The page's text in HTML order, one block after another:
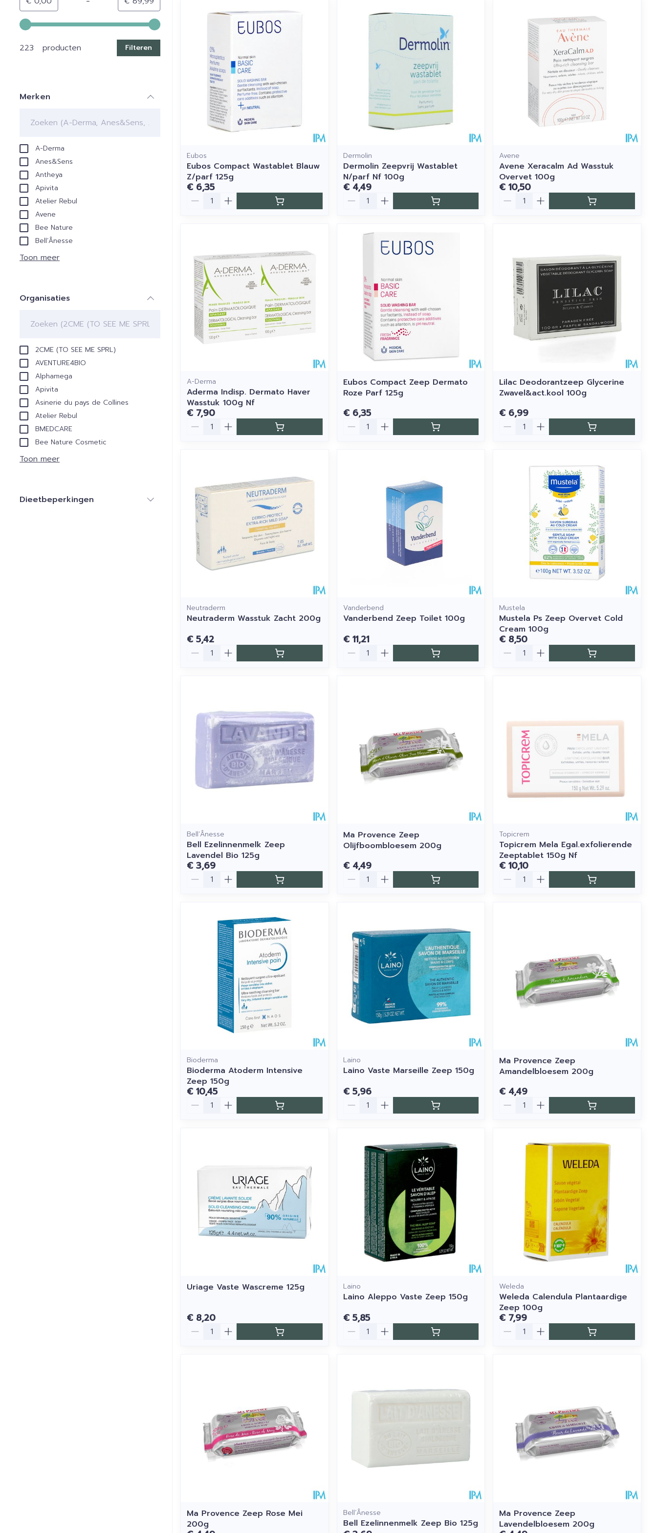
Gebruik de pijltjestoetsen links en rechts om de minimale en maximale prijswaarden aan te passen.
223 producten
Filteren
Merken
A-Derma
Anes&Sens
Antheya
Apivita
Atelier Rebul
Avene
Bee Nature
Bell’Ânesse
Toon meer
Organisaties
2CME (TO SEE ME SPRL)
AVENTURE4BIO
Alphamega
Apivita
Asinerie du pays de Collines
Atelier Rebul
BMEDCARE
Bee Nature Cosmetic
Toon meer
Dieetbeperkingen
Eubos
Eubos Compact Wastablet Blauw
Z/parf 125g
€ 6,35
Aantal
Dermolin
Dermolin Zeepvrij Wastablet
N/parf Nf 100g
€ 4,49
Aantal
Avene
Avene Xeracalm Ad Wasstuk
Overvet 100g
€ 10,50
Aantal
A-Derma
Aderma Indisp. Dermato Haver
Wasstuk 100g Nf
€ 7,90
Aantal
Eubos Compact Zeep Dermato
Roze Parf 125g
€ 6,35
Aantal
Lilac Deodorantzeep Glycerine
Zwavel&act.kool 100g
€ 6,99
Aantal
Neutraderm
Neutraderm Wasstuk Zacht 200g
€ 5,42
Aantal
Vanderbend
Vanderbend Zeep Toilet 100g
€ 11,21
Aantal
Mustela
Mustela Ps Zeep Overvet Cold
Cream 100g
€ 8,50
Aantal
Bell’Ânesse
Bell Ezelinnenmelk Zeep
Lavendel Bio 125g
€ 3,69
Aantal
Ma Provence Zeep
Olijfboombloesem 200g
€ 4,49
Aantal
Topicrem
Topicrem Mela Egal.exfolierende
Zeeptablet 150g Nf
€ 10,10
Aantal
Bioderma
Bioderma Atoderm Intensive
Zeep 150g
€ 10,45
Aantal
Laino
Laino Vaste Marseille Zeep 150g
€ 5,96
Aantal
Ma Provence Zeep
Amandelbloesem 200g
€ 4,49
Aantal
Uriage Vaste Wascreme 125g
€ 8,20
Aantal
Laino
Laino Aleppo Vaste Zeep 150g
€ 5,85
Aantal
Weleda
Weleda Calendula Plantaardige
Zeep 100g
€ 7,99
Aantal
Ma Provence Zeep Rose Mei
200g
Bell’Ânesse
Bell Ezelinnenmelk Zeep Bio 125g
Ma Provence Zeep
Lavendelbloesem 200g